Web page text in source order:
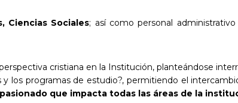
Ciencias Sociales; así como personal
cristiana en la Institución, planteándose
los programas de estudio?, permitiendo el
que impacta todas las áreas de la